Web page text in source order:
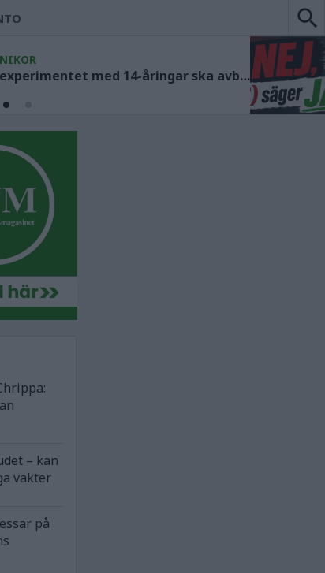
Socialdemokraterna måste ange när experimentet med 14-åringar ska avbrytas
– kan
vakter
på